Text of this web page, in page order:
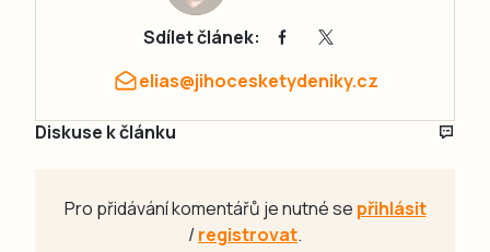
Sdílet článek:
elias@jihocesketydeniky.cz
Diskuse k článku
Pro přidávání komentářů je nutné se přihlásit
/registrovat.